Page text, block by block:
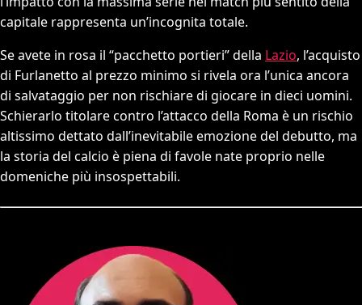
capitale rappresenta un’incognita totale.
Se avete in rosa il “pacchetto portieri” della Lazio, l’acquisto
di Furlanetto al prezzo minimo si rivela ora l’unica ancora
di salvataggio per non rischiare di giocare in dieci uomini.
Schierarlo titolare contro l’attacco della Roma è un rischio
altissimo dettato dall’inevitabile emozione del debutto, ma
la storia del calcio è piena di favole nate proprio nelle
domeniche più insospettabili.